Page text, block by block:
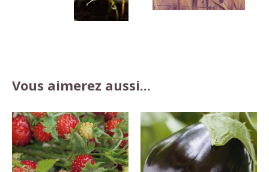
Vous aimerez aussi...